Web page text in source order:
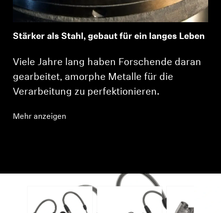
Stärker als Stahl, gebaut für ein langes Leben
Viele Jahre lang haben Forschende daran
gearbeitet, amorphe Metalle für die
Verarbeitung zu perfektionieren.
Mehr anzeigen